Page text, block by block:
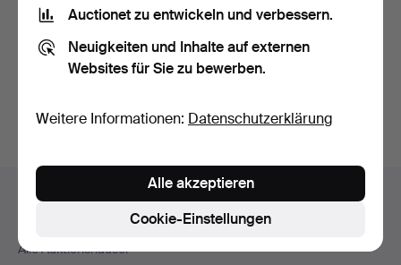
Datenschutzerklärungzur Kenntnis genommen habe.
Konto erstellen
Navigation
Hilfe und Kontakt
Kontakt mit dem Support aufnehmen
Alle Auktionshäuser
Auctionet zu entwickeln und verbessern.
Neuigkeiten und Inhalte auf externen
Websites für Sie zu bewerben.
Weitere Informationen: Datenschutzerklärung
Cookie-Einstellungen
Alle akzeptieren